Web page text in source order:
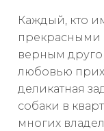
Каждый, кто
прекрасными
верным
любовью
деликатная
собаки в
многих